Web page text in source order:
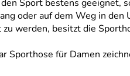
Sport bestens
oder auf dem Weg in den
werden, besitzt die
Sporthose für Damen